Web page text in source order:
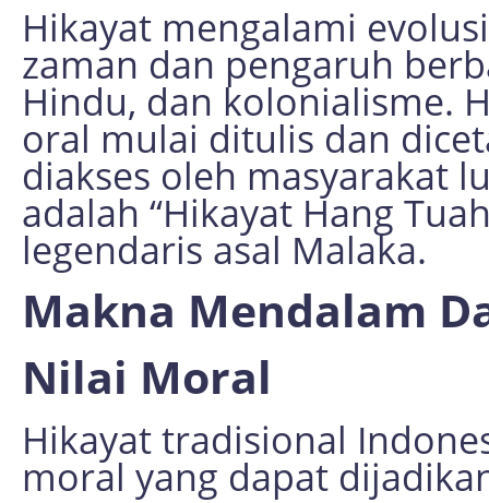
Hikayat mengalami
zaman dan pengaruh
Hindu, dan kolonialisme.
oral mulai ditulis dan
diakses oleh masyarakat
adalah “Hikayat Hang
legendaris asal Malaka.
Makna Mendalam
Nilai Moral
Hikayat tradisional
moral yang dapat